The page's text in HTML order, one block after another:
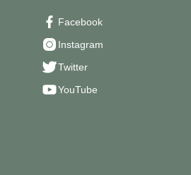
Facebook
Instagram
Twitter
YouTube